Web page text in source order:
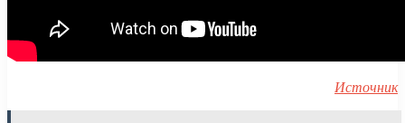
Источник